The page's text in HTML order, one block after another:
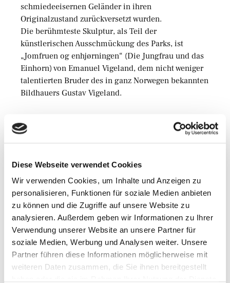
Diese Webseite verwendet Cookies
Wir verwenden Cookies, um Inhalte und Anzeigen zu
personalisieren, Funktionen für soziale Medien anbieten
zu können und die Zugriffe auf unsere Website zu
analysieren. Außerdem geben wir Informationen zu Ihrer
Verwendung unserer Website an unsere Partner für
soziale Medien, Werbung und Analysen weiter. Unsere
Partner führen diese Informationen möglicherweise mit
weiteren Daten zusammen, die Sie ihnen bereitgestellt
schmiedeeisernen Geländer in ihren
Originalzustand zurückversetzt wurden.
Die berühmteste Skulptur, als Teil der
künstlerischen Ausschmückung des Parks, ist
„Jomfruen og enhjørningen“ (Die Jungfrau und das
Einhorn) von Emanuel Vigeland, dem nicht weniger
talentierten Bruder des in ganz Norwegen bekannten
Bildhauers Gustav Vigeland.
Mehr aus dieser
Kategorie
Westnorwegen / Mittelnorwegen
Kultur / Architektur / Design